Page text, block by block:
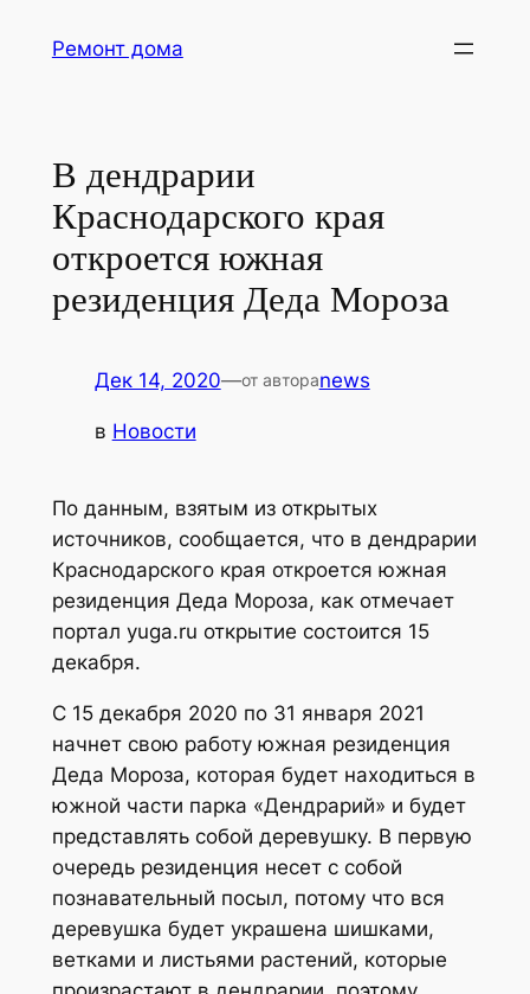
Ремонт дома
В дендрарии
Краснодарского края
откроется южная
резиденция Деда Мороза
Дек 14, 2020—от автораnews
в Новости
По данным, взятым из открытых
источников, сообщается, что в дендрарии
Краснодарского края откроется южная
резиденция Деда Мороза, как отмечает
портал yuga.ru открытие состоится 15
декабря.
С 15 декабря 2020 по 31 января 2021
начнет свою работу южная резиденция
Деда Мороза, которая будет находиться в
южной части парка «Дендрарий» и будет
представлять собой деревушку. В первую
очередь резиденция несет с собой
познавательный посыл, потому что вся
деревушка будет украшена шишками,
ветками и листьями растений, которые